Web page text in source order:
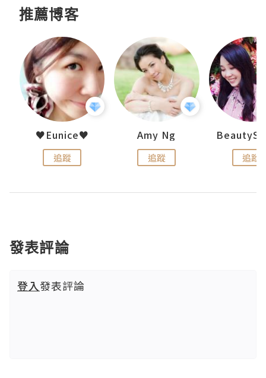
推薦博客
♥Eunice♥
追蹤
Amy Ng
追蹤 追蹤
發表評論
登入發表評論